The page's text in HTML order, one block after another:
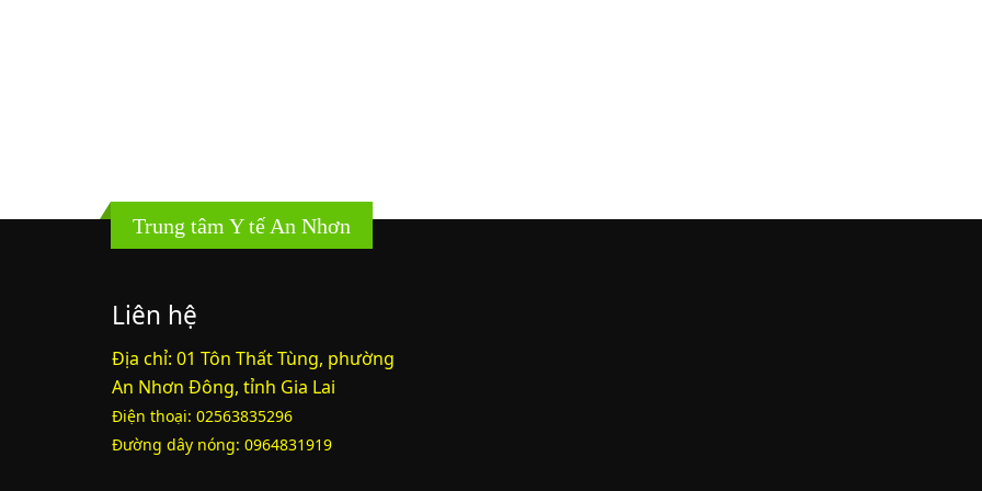
Trung tâm Y tế An Nhơn
Liên hệ
Địa chỉ: 01 Tôn Thất Tùng, phường
An Nhơn Đông, tỉnh Gia Lai
Điện thoại: 02563835296
Đường dây nóng: 0964831919